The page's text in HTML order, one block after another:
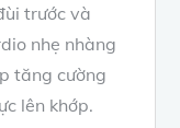
trước và
nhẹ nhàng
tăng cường
lên khớp.